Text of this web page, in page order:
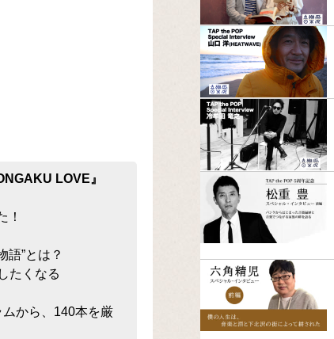
LOVE』
！
語”とは？
たくなる
から、140本を厳